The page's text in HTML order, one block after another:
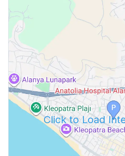
Click to Load